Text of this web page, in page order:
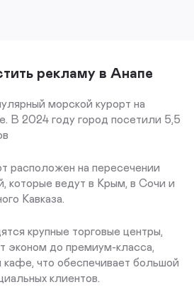
рекламу в Анапе
морской курорт на
В 2024 году город посетили 5,5
расположен на пересечении
которые ведут в Крым, в Сочи и
Кавказа.
крупные торговые центры,
эконом до премиум-класса,
кафе, что обеспечивает большой
клиентов.